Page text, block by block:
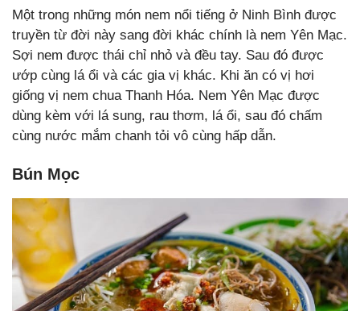
Một trong những món nem nổi tiếng ở Ninh Bình được
truyền từ đời này sang đời khác chính là nem Yên Mạc.
Sợi nem được thái chỉ nhỏ và đều tay. Sau đó được
ướp cùng lá ổi và các gia vị khác. Khi ăn có vị hơi
giống vị nem chua Thanh Hóa. Nem Yên Mạc được
dùng kèm với lá sung, rau thơm, lá ổi, sau đó chấm
cùng nước mắm chanh tỏi vô cùng hấp dẫn.
Bún Mọc